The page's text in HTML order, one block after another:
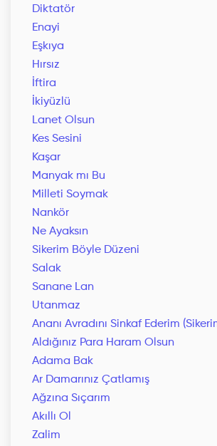
Diktatör
Enayi
Eşkıya
Hırsız
İftira
İkiyüzlü
Lanet Olsun
Kes Sesini
Kaşar
Manyak mı Bu
Milleti Soymak
Nankör
Ne Ayaksın
Sikerim Böyle Düzeni
Salak
Sanane Lan
Utanmaz
Ananı Avradını Sinkaf Ederim
Aldığınız Para Haram Olsun
Adama Bak
Ar Damarınız Çatlamış
Ağzına Sıçarım
Akıllı Ol
Zalim